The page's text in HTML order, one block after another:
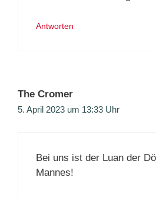
Antworten
The Cromer
5. April 2023 um 13:33 Uhr
Bei uns ist der Luan der
Mannes!